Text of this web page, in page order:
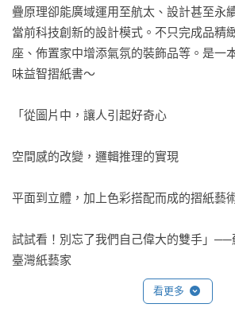
疊原理卻能廣域運用至航太、設計甚至永
當前科技創新的設計模式。不只完成品精
座、佈置家中增添氣氛的裝飾品等。是一
味益智摺紙書～
「從圖片中，讓人引起好奇心
空間感的改變，邏輯推理的實現
平面到立體，加上色彩搭配而成的摺紙藝
試試看！別忘了我們自己偉大的雙手」──
臺灣紙藝家
看更多